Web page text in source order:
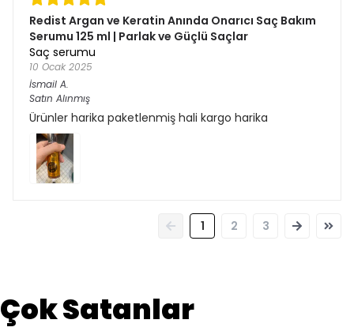
Redist Argan ve Keratin Anında Onarıcı Saç Bakım
Serumu 125 ml | Parlak ve Güçlü Saçlar
Saç serumu
10 Ocak 2025
İsmail A.
Satın Alınmış
Ürünler harika paketlenmiş hali kargo harika
1 2 3
Çok Satanlar